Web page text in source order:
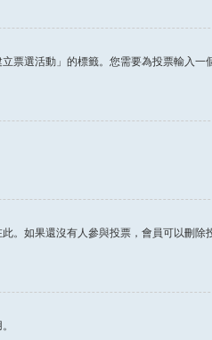
票選活動」的標籤。您需要為投票輸入
如果還沒有人參與投票，會員可以刪除